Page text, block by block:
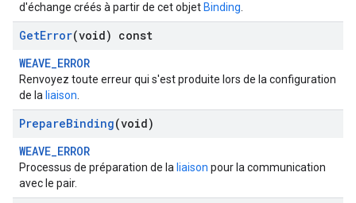
d'échange créés à partir de cet objet Binding
GetError(void) const
WEAVE_ERROR
Renvoyez toute erreur qui s'est produite lors de la configuration
de la liaison
PrepareBinding(void)
WEAVE_ERROR
Processus de préparation de la liaison pour la communication
avec le pair.